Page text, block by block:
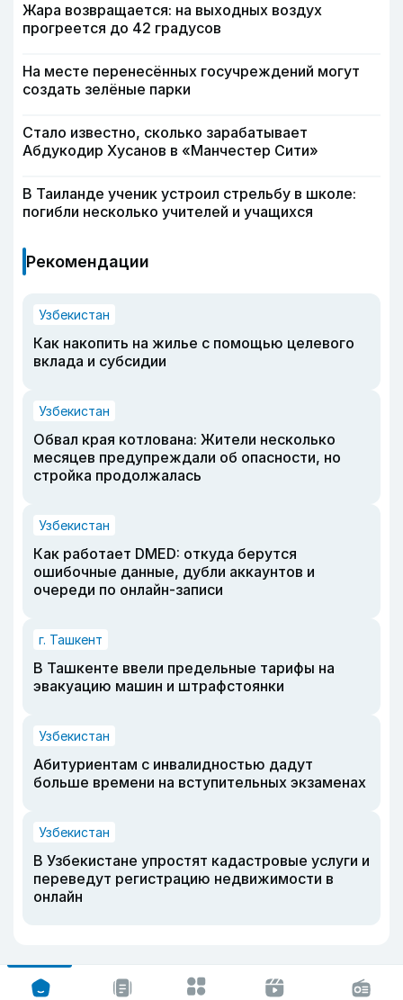
Жара возвращается: на выходных воздух
прогреется до 42 градусов
На месте перенесённых госучреждений могут
создать зелёные парки
Стало известно, сколько зарабатывает
Абдукодир Хусанов в «Манчестер Сити»
В Таиланде ученик устроил стрельбу в школе:
погибли несколько учителей и учащихся
Рекомендации
Узбекистан
Как накопить на жилье с помощью целевого
вклада и субсидии
Узбекистан
Обвал края котлована: Жители несколько
месяцев предупреждали об опасности, но
стройка продолжалась
Узбекистан
Как работает DMED: откуда берутся
ошибочные данные, дубли аккаунтов и
очереди по онлайн-записи
г. Ташкент
В Ташкенте ввели предельные тарифы на
эвакуацию машин и штрафстоянки
Узбекистан
Абитуриентам с инвалидностью дадут
больше времени на вступительных экзаменах
Узбекистан
В Узбекистане упростят кадастровые услуги и
переведут регистрацию недвижимости в
онлайн